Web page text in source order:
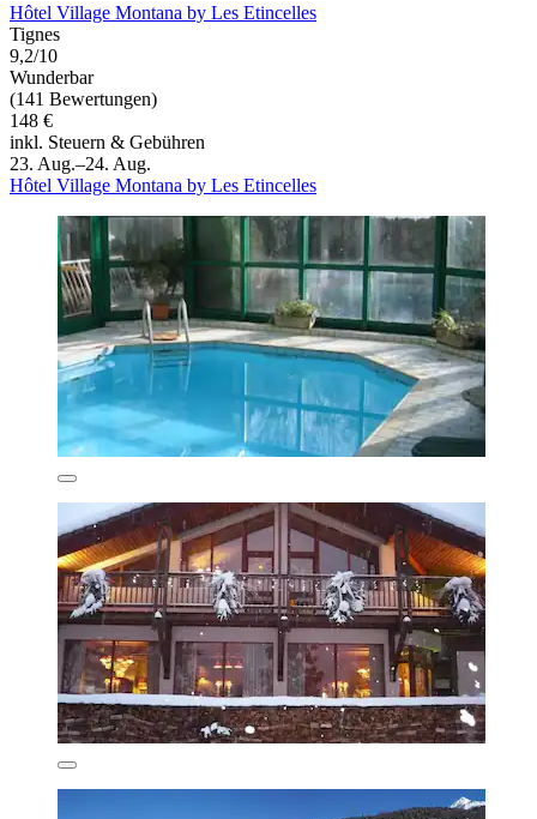
Hôtel Village Montana by Les Etincelles
Tignes
9,2/10
Wunderbar
(141 Bewertungen)
148 €
inkl. Steuern & Gebühren
23. Aug.–24. Aug.
Hôtel Village Montana by Les Etincelles